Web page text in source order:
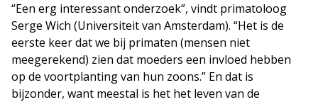
“Een erg interessant onderzoek”, vindt primatoloog
Serge Wich (Universiteit van Amsterdam). “Het is de
eerste keer dat we bij primaten (mensen niet
meegerekend) zien dat moeders een invloed hebben
op de voortplanting van hun zoons.” En dat is
bijzonder, want meestal is het het leven van de